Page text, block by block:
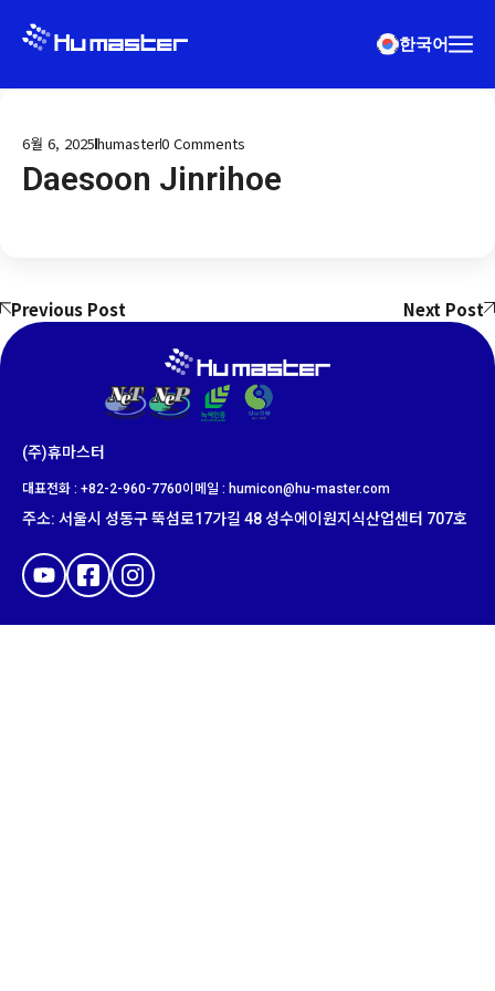
한국어
6월 6, 2025humaster0 Comments
Daesoon Jinrihoe
Previous Post Next Post
(주)휴마스터
대표전화 : +82-2-960-7760이메일 : humicon@hu-master.com​
주소: 서울시 성동구 뚝섬로17가길 48성수에이원지식산업센터 707호